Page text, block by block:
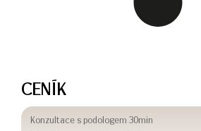
CENÍK
Konzultace s podologem 30min